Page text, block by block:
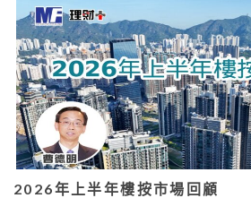
2026年上半年樓按市場回顧